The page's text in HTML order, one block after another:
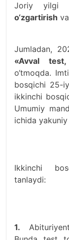
Joriy yilgi
o‘zgartirish va
Jumladan,
«Avval
o‘tmoqda.
bosqichi 25-
ikkinchi
Umumiy
ichida
Ikkinchi
tanlaydi:
1.